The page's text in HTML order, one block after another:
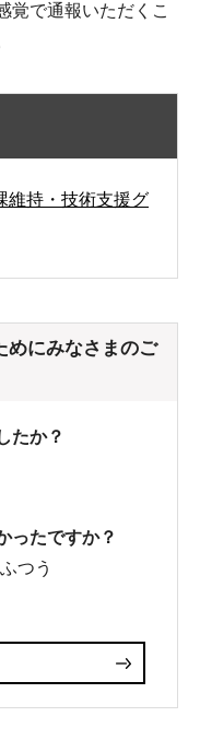
覚で通報いただくこ
維持・技術支援グ
めにみなさまのご
たか？
ったですか？
つう